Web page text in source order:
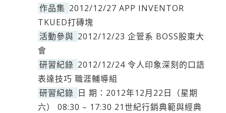
作品集 2012/12/27 APP INVENTOR
TKUED打磚塊
活動參與 2012/12/23 企管系 BOSS股東大
會
研習紀錄 2012/12/24 令人印象深刻的口語
表達技巧 職涯輔導組
研習紀錄 日 期：2012年12月22日（星期
六） 08:30 – 17:30 21世紀行銷典範與經典